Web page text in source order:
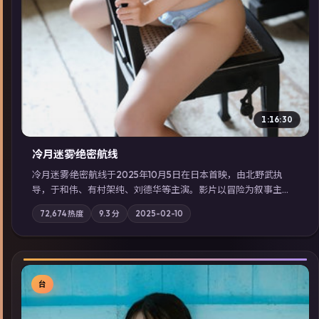
1:16:30
冷月迷雾·绝密航线
冷月迷雾·绝密航线于2025年10月5日在日本首映，由北野武执
导，于和伟、有村架纯、刘德华等主演。影片以冒险为叙事主
轴，记忆碎片重组后，主角发现自己从未活过“真实”的一天；摄
影与配乐强化地域气质；站内亦可通过「国产免费观看高清电视
剧在线看」延展检索同类型高分佳作，畅享高清在线追剧体验。
72,674热度 9.3 分 2025-02-10
台